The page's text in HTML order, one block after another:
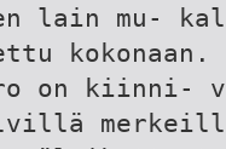
lain mu-
kokonaan.
on kiinni-